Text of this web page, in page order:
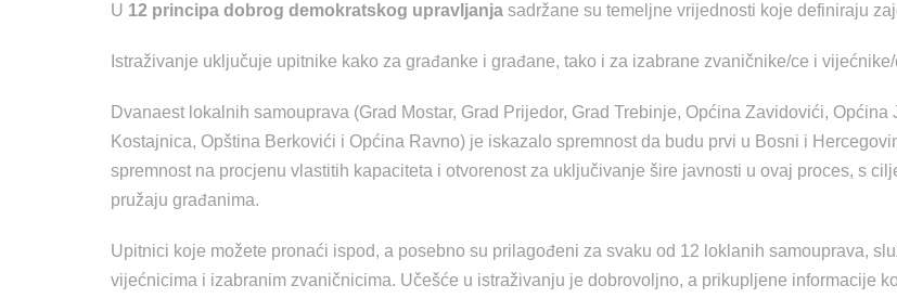
U 12 principa dobrog demokratskog upravljanja sadržane su temeljne vrijednosti koje definiraju
Istraživanje uključuje upitnike kako za građanke i građane, tako i za izabrane zvaničnike/ce i vijećnike/
Dvanaest lokalnih samouprava (Grad Mostar, Grad Prijedor, Grad Trebinje, Općina Zavidovići,
Kostajnica, Opština Berkovići i Općina Ravno) je iskazalo spremnost da budu prvi u Bosni i
spremnost na procjenu vlastitih kapaciteta i otvorenost za uključivanje šire javnosti u ovaj proces, s
pružaju građanima.
Upitnici koje možete pronaći ispod, a posebno su prilagođeni za svaku od 12 loklanih samouprava,
vijećnicima i izabranim zvaničnicima. Učešće u istraživanju je dobrovoljno, a prikupljene informacije